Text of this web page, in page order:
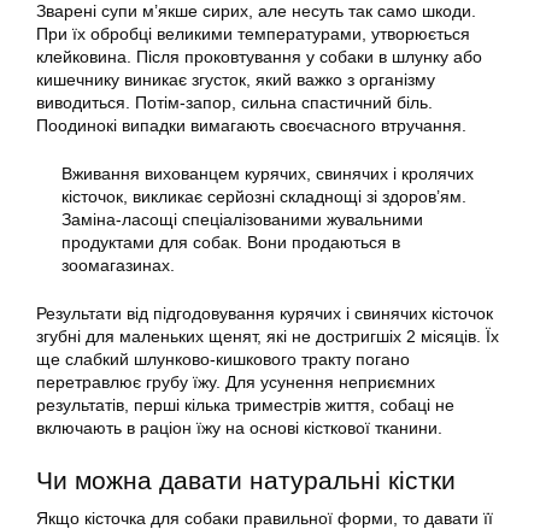
Зварені супи м’якше сирих, але несуть так само шкоди.
При їх обробці великими температурами, утворюється
клейковина. Після проковтування у собаки в шлунку або
кишечнику виникає згусток, який важко з організму
виводиться. Потім-запор, сильна спастичний біль.
Поодинокі випадки вимагають своєчасного втручання.
Вживання вихованцем курячих, свинячих і кролячих
кісточок, викликає серйозні складнощі зі здоров’ям.
Заміна-ласощі спеціалізованими жувальними
продуктами для собак. Вони продаються в
зоомагазинах.
Результати від підгодовування курячих і свинячих кісточок
згубні для маленьких щенят, які не достригшіх 2 місяців. Їх
ще слабкий шлунково-кишкового тракту погано
перетравлює грубу їжу. Для усунення неприємних
результатів, перші кілька триместрів життя, собаці не
включають в раціон їжу на основі кісткової тканини.
Чи можна давати натуральні кістки
Якщо кісточка для собаки правильної форми, то давати її